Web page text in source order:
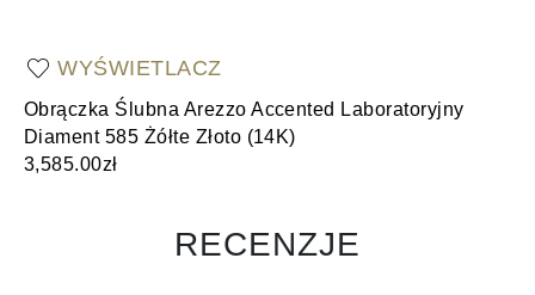
WYŚWIETLACZ
Obrączka Ślubna Arezzo Accented Laboratoryjny
Diament 585 Żółte Złoto (14K)
3,585.00zł
RECENZJE